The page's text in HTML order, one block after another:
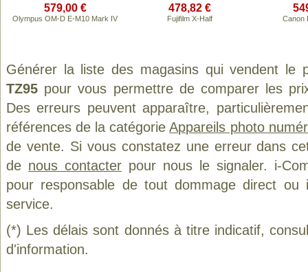
579,00 €
Olympus OM-D E-M10 Mark IV
478,82 €
Fujifilm X-Half Canon
Générer la liste des magasins qui vendent le
TZ95 pour vous permettre de comparer les
Des erreurs peuvent apparaître,
références de la catégorieAppareils photo
de vente. Si vous constatez une erreur dans
de nous contacter pour nous le signaler. i-
pour responsable de tout dommage direct
service.
(*) Les délais sont donnés à titre indicatif,
d'information.